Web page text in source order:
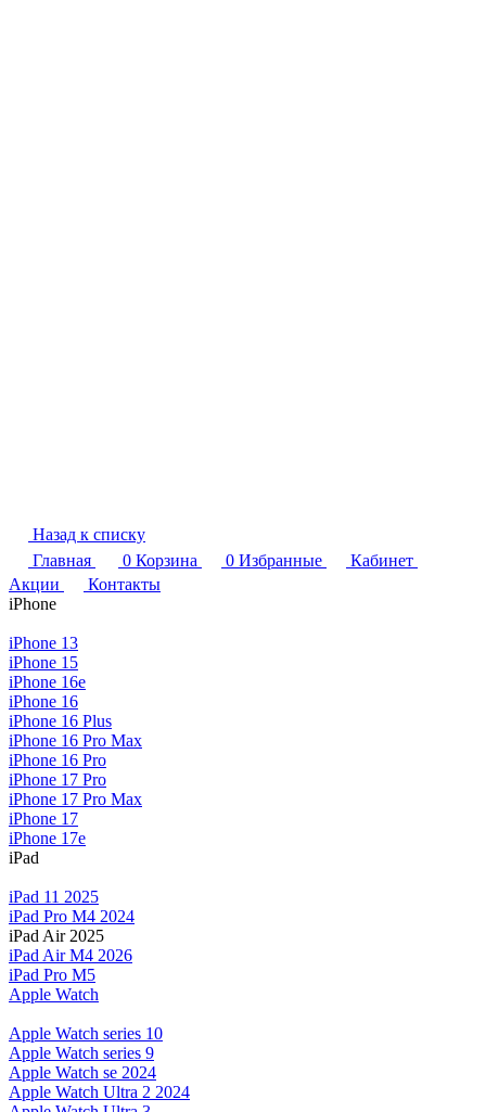
Назад к списку
Главная
0 Корзина 0 Избранные
Кабинет
Акции
Контакты
iPhone
iPhone 13
iPhone 15
iPhone 16e
iPhone 16
iPhone 16 Plus
iPhone 16 Pro Max
iPhone 16 Pro
iPhone 17 Pro
iPhone 17 Pro Max
iPhone 17
iPhone 17e
iPad
iPad 11 2025
iPad Pro M4 2024
iPad Air 2025
iPad Air M4 2026
iPad Pro M5
Apple Watch
Apple Watch series 10
Apple Watch series 9
Apple Watch se 2024
Apple Watch Ultra 2 2024